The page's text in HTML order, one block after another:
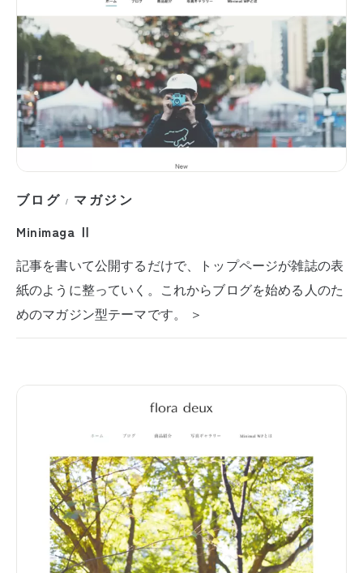
ブログ / マガジン
Minimaga Ⅱ
記事を書いて公開するだけで、トップページが雑誌の表
紙のように整っていく。これからブログを始める人のた
めのマガジン型テーマです。 ＞